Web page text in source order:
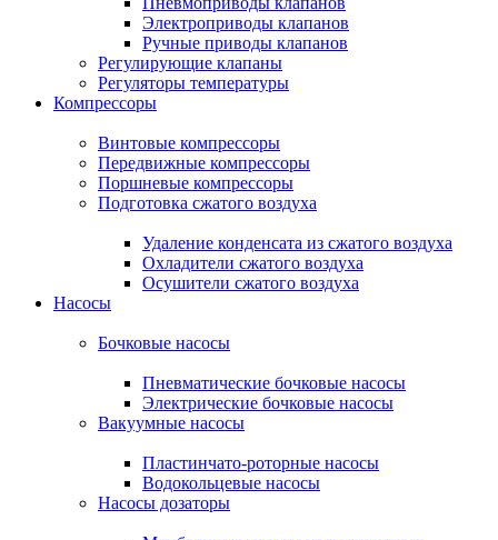
Электроприводы клапанов
Ручные приводы клапанов
Регулирующие клапаны
Регуляторы температуры
Компрессоры
Винтовые компрессоры
Передвижные компрессоры
Поршневые компрессоры
Подготовка сжатого воздуха
Удаление конденсата из сжатого воздуха
Охладители сжатого воздуха
Осушители сжатого воздуха
Насосы
Бочковые насосы
Пневматические бочковые насосы
Электрические бочковые насосы
Вакуумные насосы
Пластинчато-роторные насосы
Водокольцевые насосы
Насосы дозаторы